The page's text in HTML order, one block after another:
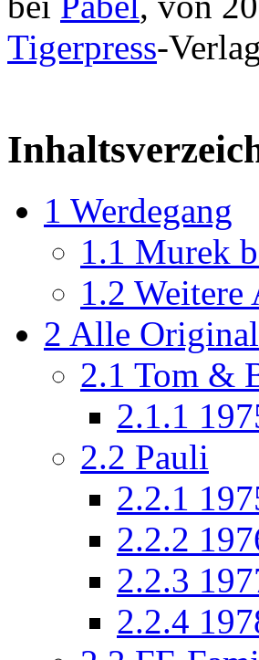
Tigerpress-
1 Werdegang
1.1 Murek
1.2 Weitere
2 Alle
2.1 Tom &
2.1.1
2.2 Pauli
2.2.1
2.2.2
2.2.3
2.2.4